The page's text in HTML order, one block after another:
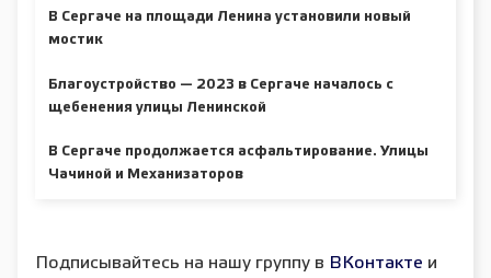
В Сергаче на площади Ленина установили новый
мостик
Благоустройство — 2023 в Сергаче началось с
щебенения улицы Ленинской
В Сергаче продолжается асфальтирование. Улицы
Чачиной и Механизаторов
Подписывайтесь на нашу группу в ВКонтакте и